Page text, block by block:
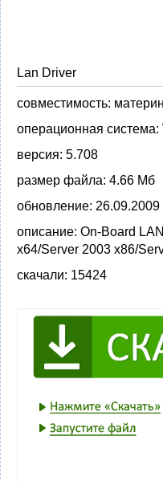
Lan Driver
совместимость:
операционная система:
версия: 5.708
размер файла: 4.66 Мб
обновление: 26.09.2009
описание: On-Board
x64/Server 2003 x86/
скачали: 15424